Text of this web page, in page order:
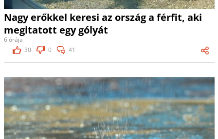
Nagy erőkkel keresi az ország a férfit, aki
megitatott egy gólyát
6 órája
30
0 41